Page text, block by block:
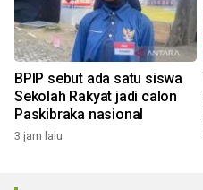
BPIP sebut ada satu siswa
Sekolah Rakyat jadi calon
Paskibraka nasional
3 jam lalu